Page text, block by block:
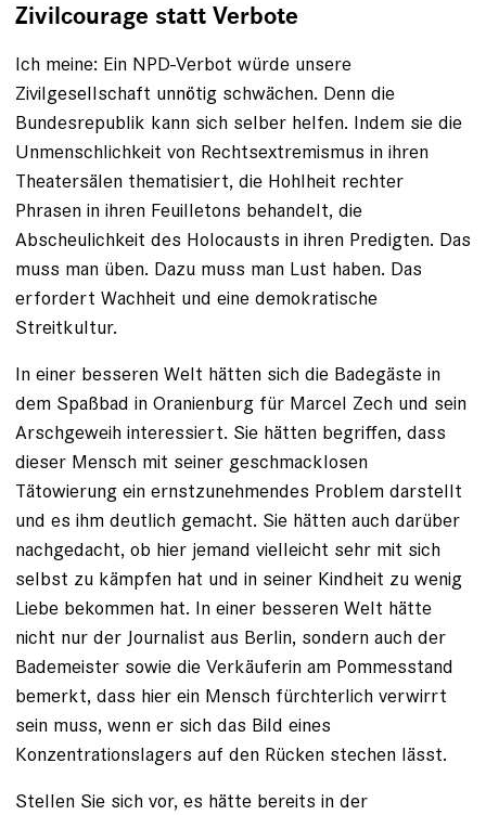
Zivilcourage statt Verbote
Ich meine: Ein NPD-Verbot würde unsere
Zivilgesellschaft ­unnötig schwächen. Denn die
Bundesrepublik kann sich selber helfen. Indem sie die
Unmenschlichkeit von Rechtsextremismus in ihren
Theatersälen thematisiert, die Hohlheit rechter
Phrasen in ihren Feuilletons behandelt, die
Abscheulichkeit des Holocausts in ihren Predigten. Das
muss man üben. Dazu muss man Lust haben. Das
erfordert Wachheit und eine demokratische
Streitkultur.
In einer besseren Welt hätten sich die Badegäste in
dem Spaßbad in Oranienburg für Marcel Zech und sein
Arschgeweih interessiert. Sie hätten begriffen, dass
dieser Mensch mit seiner geschmacklosen
Tätowierung ein ernstzunehmendes Problem darstellt
und es ihm deutlich gemacht. Sie hätten auch darüber
nachgedacht, ob hier jemand vielleicht sehr mit sich
selbst zu kämpfen hat und in seiner Kindheit zu wenig
Liebe bekommen hat. In einer besseren Welt hätte
nicht nur der Journalist aus Berlin, sondern auch der
Bademeister sowie die Verkäuferin am Pommesstand
bemerkt, dass hier ein Mensch fürchterlich verwirrt
sein muss, wenn er sich das Bild eines
Konzentrationslagers auf den Rücken stechen lässt.
Stellen Sie sich vor, es hätte bereits in der